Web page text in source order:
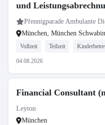
und
Pfennigparade Ambulante
München, München
Vollzeit Teilzeit
04.08.2026
Financial Consultant
Leyton
München